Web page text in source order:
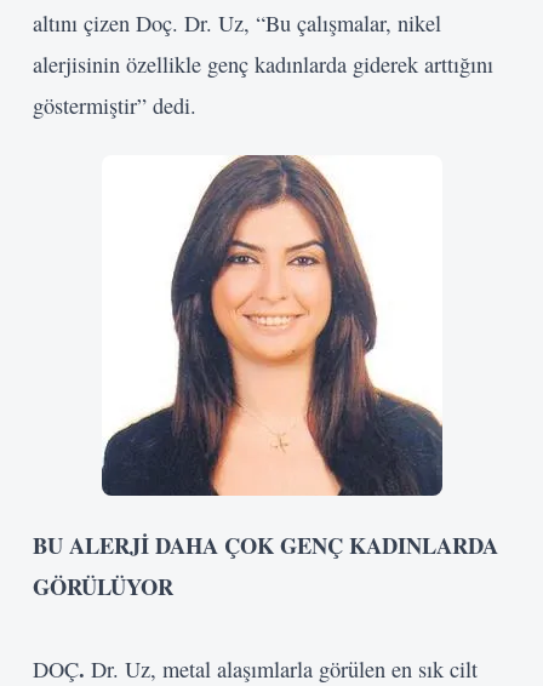
altını çizen Doç. Dr. Uz, “Bu çalışmalar, nikel
alerjisinin özellikle genç kadınlarda giderek arttığını
göstermiştir” dedi.
BU ALERJİ DAHA ÇOK GENÇ KADINLARDA
GÖRÜLÜYOR
DOÇ. Dr. Uz, metal alaşımlarla görülen en sık cilt